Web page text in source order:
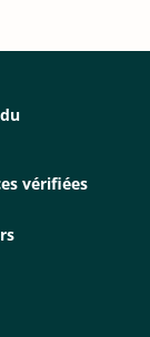
vérifiées